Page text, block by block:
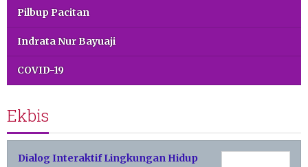
Pilbup Pacitan
Indrata Nur Bayuaji
COVID-19
Ekbis
Dialog Interaktif Lingkungan Hidup